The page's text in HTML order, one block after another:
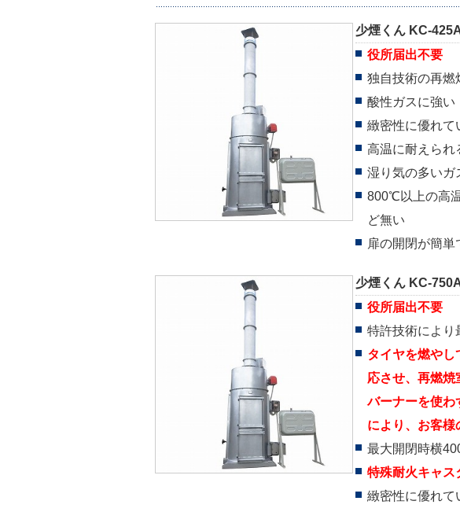
少煙くん KC-
役所届出不要
独自技術の再燃
酸性ガスに強い
緻密性に優れて
高温に耐えられ
湿り気の多いガ
800℃以上の高
ど無い
扉の開閉が簡
少煙くん KC-
役所届出不要
特許技術により
タイヤを燃やし
応させ、再燃焼
バーナーを使わ
により、お客様
最大開閉時横
特殊耐火キャス
緻密性に優れて